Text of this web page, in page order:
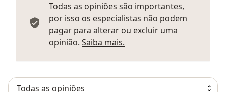
Todas as opiniões são importantes,
por isso os especialistas não podem
pagar para alterar ou excluir uma
opinião. Saiba mais.